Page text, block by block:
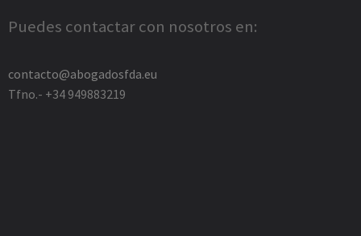
Puedes contactar con nosotros en:
contacto@abogadosfda.eu
Tfno.- +34 949883219